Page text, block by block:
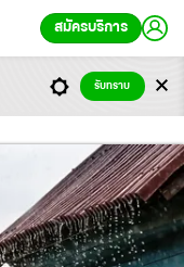
สมัครบริการ
รับทราบ